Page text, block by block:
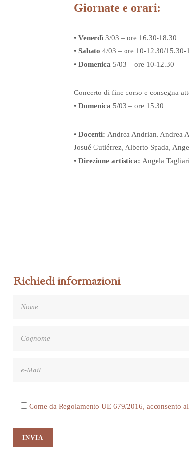
Giornate e orari:
• Venerdì3/03 – ore 16.30-18.30
• Sabato 4/03 – ore 10-12.30/15.30-
• Domenica 5/03 – ore 10-12.30
Concerto di fine corso e consegna
• Domenica 5/03 – ore 15.30
• Docenti: Andrea Andrian, Andrea
Josué Gutiérrez, Alberto Spada,
• Direzione artistica: Angela
Richiedi informazioni
Come da Regolamento UE 679/2016, acconsento